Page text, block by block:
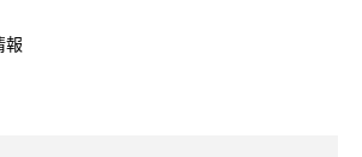
報